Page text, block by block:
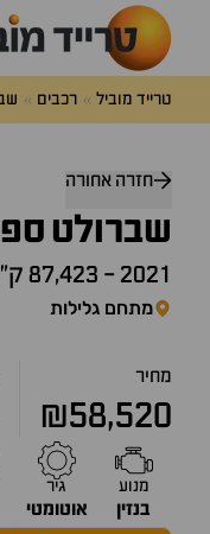
טרייד מוביל רכבים
שאלות
ותשובות
חזרה אחורה
שברולט
2021
- 87,423 ק״מ
מתחם גלילות
מחיר
₪58,520
מנוע
בנזין
גיר
אוטומטי